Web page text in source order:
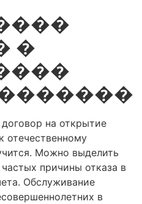
�
на открытие
отечественному
Можно выделить
причины отказа в
Обслуживание
в